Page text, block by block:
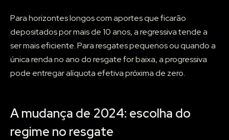
Para horizontes longos com aportes que ficarão
depositados por mais de 10 anos, a regressiva tende a
ser mais eficiente. Para resgates pequenos ou quando a
única renda no ano do resgate for baixa, a progressiva
pode entregar alíquota efetiva próxima de zero.
A mudança de 2024: escolha do
regime no resgate